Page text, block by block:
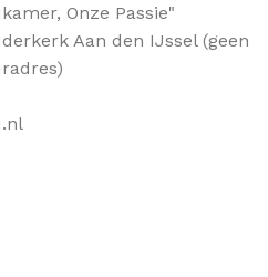
Onze Passie"
Aan den IJssel (geen